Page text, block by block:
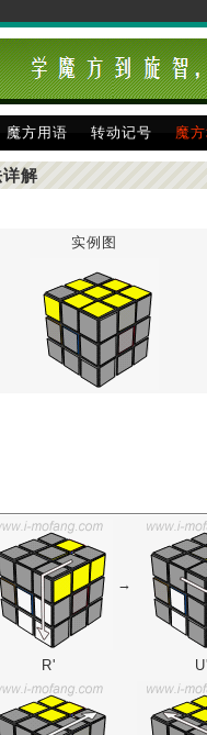
魔方用语 转动记号 魔
解
实例图
→
R'